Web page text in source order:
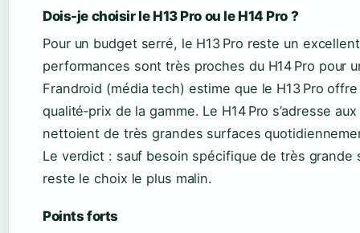
Dois-je choisir le H13 Pro ou le H14 Pro ?
Pour un budget serré, le H13 Pro reste un
performances sont très proches du H14 Pro pour
Frandroid (média tech) estime que le H13 Pro
qualité‑prix de la gamme. Le H14 Pro s’adresse
nettoient de très grandes surfaces
Le verdict : sauf besoin spécifique de très grande
reste le choix le plus malin.
Points forts